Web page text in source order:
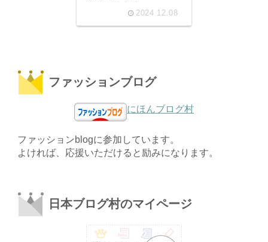
2024.12.08
ファッションブログ
にほんブログ村
ファッションblogに参加しています。
よければ、応援いただけると励みになります。
日本ブログ村のマイページ